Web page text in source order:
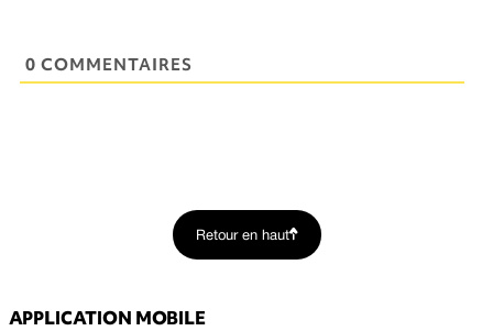
0 COMMENTAIRES
Retour en haut
APPLICATION MOBILE